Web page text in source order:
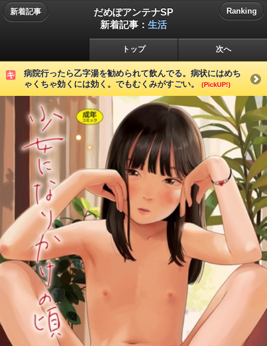
新着記事
だめぽアンテナSP
新着記事： 生活
Ranking
トップ 次へ
病院行ったら乙字湯を勧められて飲んでる。病状にはめち
ゃくちゃ効くには効く。でもむくみがすごい。
(PickUP!)